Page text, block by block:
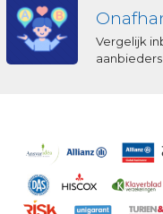
Vergelijk
aanbieders